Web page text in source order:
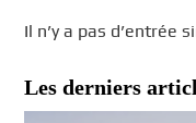
Il n’y a pas d’entrée
Les derniers